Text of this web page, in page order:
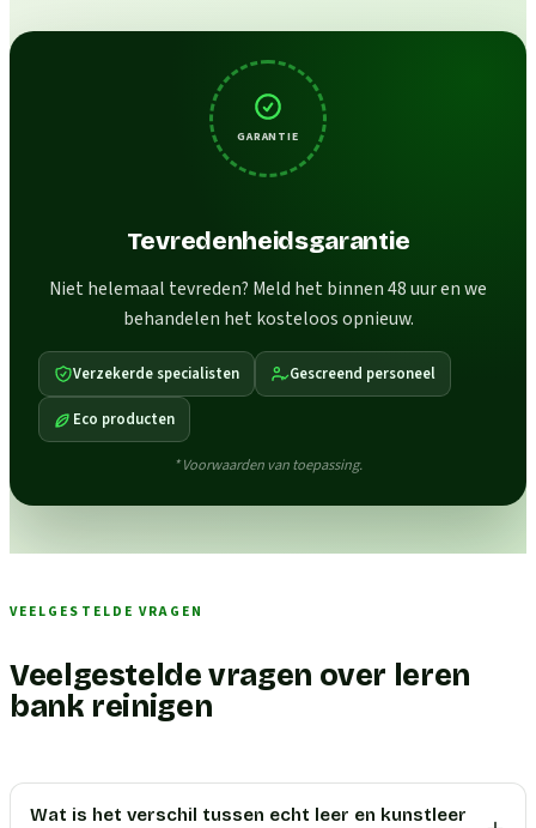
GARANTIE
Tevredenheidsgarantie
Niet helemaal tevreden? Meld het binnen 48 uur en we
behandelen het kosteloos opnieuw.
Verzekerde specialisten Gescreend personeel
Eco producten
* Voorwaarden van toepassing.
VEELGESTELDE VRAGEN
Veelgestelde vragen over leren
bank reinigen
Wat is het verschil tussen echt leer en kunstleer